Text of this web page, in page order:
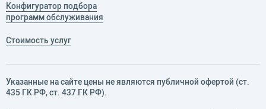
Конфигуратор подбора
программ обслуживания
Стоимость услуг
Указанные на сайте цены не являются публичной офертой (ст.
435 ГК РФ, cт. 437 ГК РФ).